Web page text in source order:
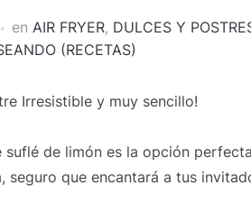
en AIR FRYER, DULCES Y
(RECETAS)
Irresistible y muy sencillo!
suflé de limón es la opción
que encantará a tus